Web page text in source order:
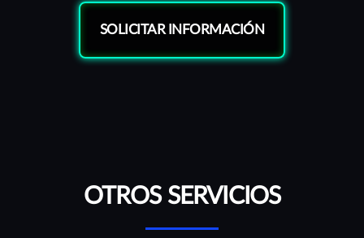
SOLICITAR INFORMACIÓN
OTROS SERVICIOS